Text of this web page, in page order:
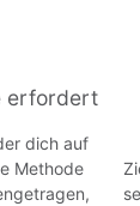
erfordert
dich auf
Methode